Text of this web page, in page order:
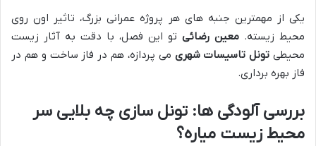
یکی از مهمترین جنبه های هر پروژه عمرانی بزرگ، تاثیر اون روی
محیط زیسته. معین رضائی تو این فصل، با دقت به آثار زیست
محیطی تونل تاسیسات شهری می پردازه، هم در فاز ساخت و هم در
فاز بهره برداری.
بررسی آلودگی ها: تونل سازی چه بلایی سر
محیط زیست میاره؟